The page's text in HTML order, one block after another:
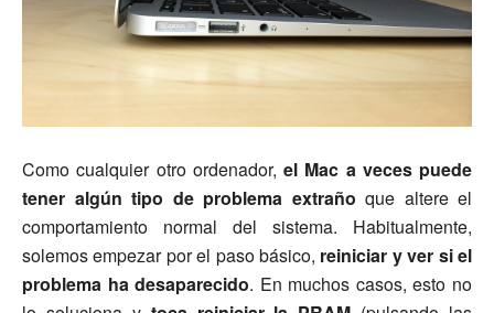
Como cualquier otro ordenador, el Mac a veces puede
tener algún tipo de problema extraño que altere el
comportamiento normal del sistema. Habitualmente,
solemos empezar por el paso básico, reiniciar y ver si el
problema ha desaparecido. En muchos casos, esto no